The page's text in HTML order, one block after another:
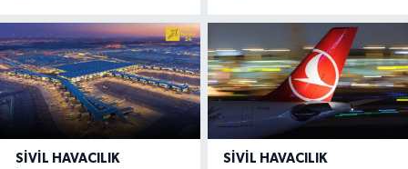
SIVIL HAVACILIK SIVIL HAVACILIK